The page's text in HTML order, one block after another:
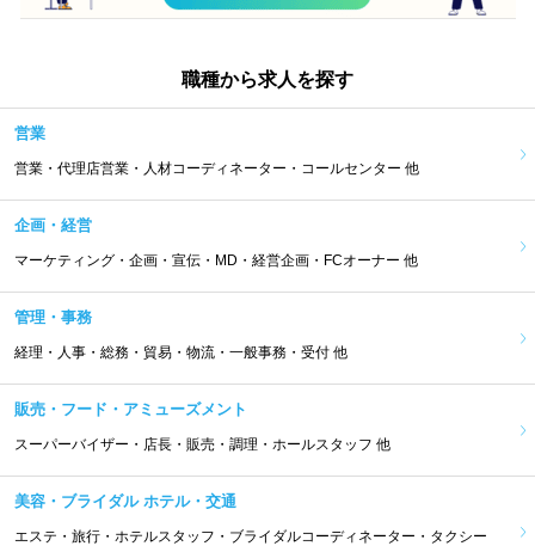
職種から求人を探す
営業
営業・代理店営業・人材コーディネーター・コールセンター 他
企画・経営
マーケティング・企画・宣伝・MD・経営企画・FCオーナー 他
管理・事務
経理・人事・総務・貿易・物流・一般事務・受付 他
販売・フード・アミューズメント
スーパーバイザー・店長・販売・調理・ホールスタッフ 他
美容・ブライダル ホテル・交通
エステ・旅行・ホテルスタッフ・ブライダルコーディネーター・タクシー